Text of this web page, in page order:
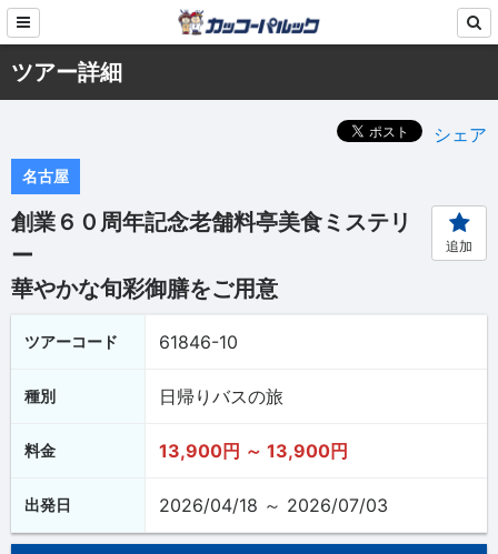
ツアー詳細
シェア
名古屋
創業６０周年記念老舗料亭美食ミステリ
ー
華やかな旬彩御膳をご用意
追加
ツアーコード 61846-10
種別 日帰りバスの旅
料金 13,900円 ～ 13,900円
出発日 2026/04/18 ～ 2026/07/03